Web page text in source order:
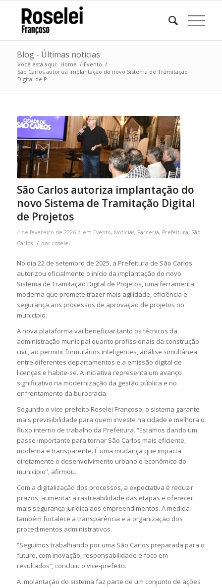
Blog - Últimas notícias
Você está aqui: Home / Evento /
São Carlos autoriza implantação do novo Sistema de Tramitação
Digital de P...
São Carlos autoriza implantação do
novo Sistema de Tramitação Digital
de Projetos
4 de fevereiro de 2026 / em Evento, Notícias, Parceria, Prefeitura, São
Carlos
/ por roselei
No dia 22 de setembro de 2025, a Prefeitura de São Carlos
autorizou oficialmente o início da implantação do novo
Sistema de Tramitação Digital de Projetos, uma ferramenta
moderna que promete trazer mais agilidade, eficiência e
segurança aos processos de aprovação de projetos no
município.
A nova plataforma vai beneficiar tanto os técnicos da
administração municipal quanto profissionais da construção
civil, ao permitir formulários inteligentes, análise simultânea
entre diferentes departamentos e a emissão digital de
licenças e habite-se. A iniciativa representa um avanço
significativo na modernização da gestão pública e no
enfrentamento da burocracia.
Segundo o vice-prefeito Roselei Françoso, o sistema garante
mais previsibilidade para quem investe na cidade e melhora o
fluxo interno de trabalho da Prefeitura. “Estamos dando um
passo importante para tornar São Carlos mais eficiente,
moderna e transparente. É uma mudança que impacta
diretamente o desenvolvimento urbano e econômico do
município”, afirmou.
Com a digitalização dos processos, a expectativa é reduzir
prazos, aumentar a rastreabilidade das etapas e oferecer
mais segurança jurídica aos empreendimentos. A medida
também fortalece a transparência e a organização dos
procedimentos administrativos.
“Seguimos trabalhando por uma São Carlos preparada para o
futuro, com inovação, responsabilidade e foco em
resultados”, concluiu o vice-prefeito.
A implantação do sistema faz parte de um conjunto de ações